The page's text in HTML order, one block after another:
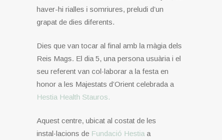
haver-hi rialles i somriures, preludi d’un
grapat de dies diferents.
Dies que van tocar al final amb la màgia dels
Reis Mags. El dia 5, una persona usuària i el
seu referent van col·laborar a la festa en
honor a les Majestats d’Orient celebrada a
Hestia Health Stauros.
Aquest centre, ubicat al costat de les
instal·lacions de Fundació Hestia a